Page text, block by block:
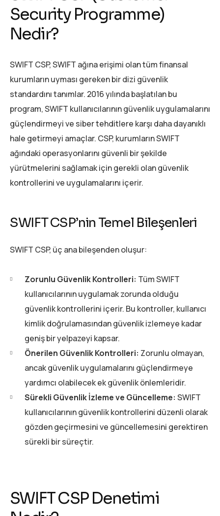
Security Programme)
Nedir?
SWIFT CSP, SWIFT ağına erişimi olan tüm finansal
kurumların uyması gereken bir dizi güvenlik
standardını tanımlar. 2016 yılında başlatılan bu
program, SWIFT kullanıcılarının güvenlik uygulamalarını
güçlendirmeyi ve siber tehditlere karşı daha dayanıklı
hale getirmeyi amaçlar. CSP, kurumların SWIFT
ağındaki operasyonlarını güvenli bir şekilde
yürütmelerini sağlamak için gerekli olan güvenlik
kontrollerini ve uygulamalarını içerir.
SWIFT CSP’nin Temel Bileşenleri
SWIFT CSP, üç ana bileşenden oluşur:
Zorunlu Güvenlik Kontrolleri: Tüm SWIFT
kullanıcılarının uygulamak zorunda olduğu
güvenlik kontrollerini içerir. Bu kontroller, kullanıcı
kimlik doğrulamasından güvenlik izlemeye kadar
geniş bir yelpazeyi kapsar.
Önerilen Güvenlik Kontrolleri: Zorunlu olmayan,
ancak güvenlik uygulamalarını güçlendirmeye
yardımcı olabilecek ek güvenlik önlemleridir.
Sürekli Güvenlik İzleme ve Güncelleme: SWIFT
kullanıcılarının güvenlik kontrollerini düzenli olarak
gözden geçirmesini ve güncellemesini gerektiren
sürekli bir süreçtir.
SWIFT CSP Denetimi